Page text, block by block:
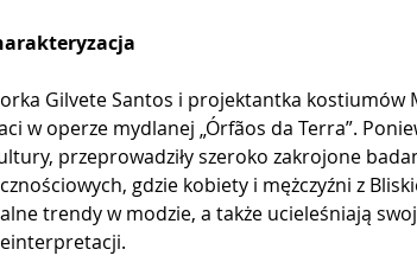
Gilvete Santos i projektantka kostiumów
w operze mydlanej „Órfãos da Terra”.
przeprowadziły szeroko zakrojone
gdzie kobiety i mężczyźni z
trendy w modzie, a także ucieleśniają